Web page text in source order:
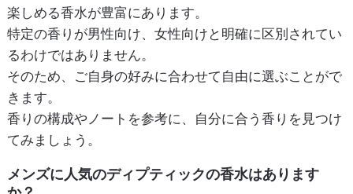
楽しめる香水が豊富にあります。
特定の香りが男性向け、女性向けと明確に区別されてい
るわけではありません。
そのため、ご自身の好みに合わせて自由に選ぶことがで
きます。
香りの構成やノートを参考に、自分に合う香りを見つけ
てみましょう。
メンズに人気のディプティックの香水はあります